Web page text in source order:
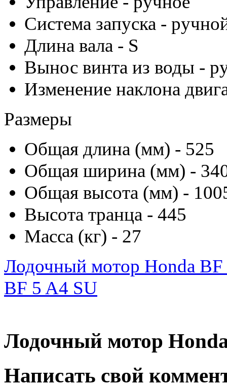
Система запуска -
Длина вала - S
Вынос винта из воды -
Изменение наклона
Размеры
Общая длина (мм) - 525
Общая ширина (мм) -
Общая высота (мм) -
Высота транца - 445
Масса (кг) - 27
Лодочный мотор Honda
BF 5 A4 SU
Лодочный мотор
Написать свой